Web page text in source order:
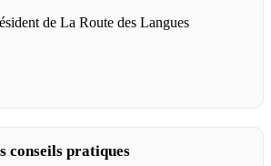
de La Route des Langues
conseils pratiques